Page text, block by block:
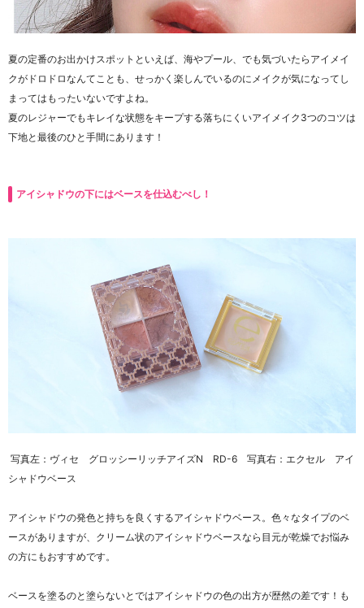
夏の定番のお出かけスポットといえば、海やプール、でも気づいたらアイメイ
クがドロドロなんてことも、せっかく楽しんでいるのにメイクが気になってし
まってはもったいないですよね。
夏のレジャーでもキレイな状態をキープする落ちにくいアイメイク3つのコツは
下地と最後のひと手間にあります！
アイシャドウの下にはベースを仕込むべし！
写真左：ヴィセ グロッシーリッチアイズN RD-6 写真右：エクセル アイ
シャドウベース
アイシャドウの発色と持ちを良くするアイシャドウベース。色々なタイプのベ
ースがありますが、クリーム状のアイシャドウベースなら目元が乾燥でお悩み
の方にもおすすめです。
ベースを塗るのと塗らないとではアイシャドウの色の出方が歴然の差です！も